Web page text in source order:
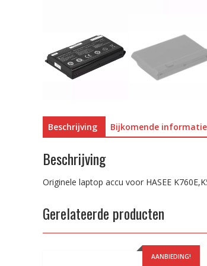
Beschrijving Bijkomende informatie
Beschrijving
Originele laptop accu voor HASEE
Gerelateerde producten
AANBIEDING!